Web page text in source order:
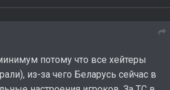
потому что все хейтеры
из-за чего Беларусь сейчас в